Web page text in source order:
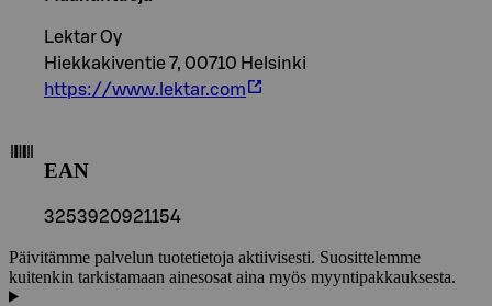
Lektar Oy
Hiekkakiventie 7, 00710 Helsinki
https://www.lektar.com
EAN
3253920921154
Päivitämme palvelun tuotetietoja aktiivisesti. Suosittelemme
kuitenkin tarkistamaan ainesosat aina myös myyntipakkauksesta.